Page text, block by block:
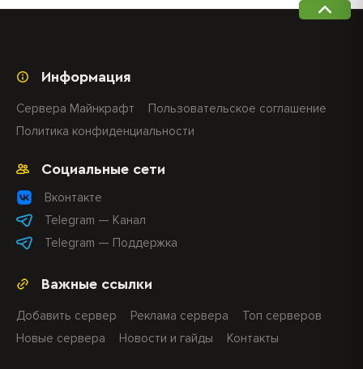
Важные ссылки
Добавить сервер Реклама сервера
Топ серверов
Новые сервера
Новости и гайды Контакты
Социальные сети
Вконтакте
Telegram — Канал
Telegram — Поддержка
Информация
Сервера Майнкрафт
Пользовательское соглашение
Политика конфиденциальности